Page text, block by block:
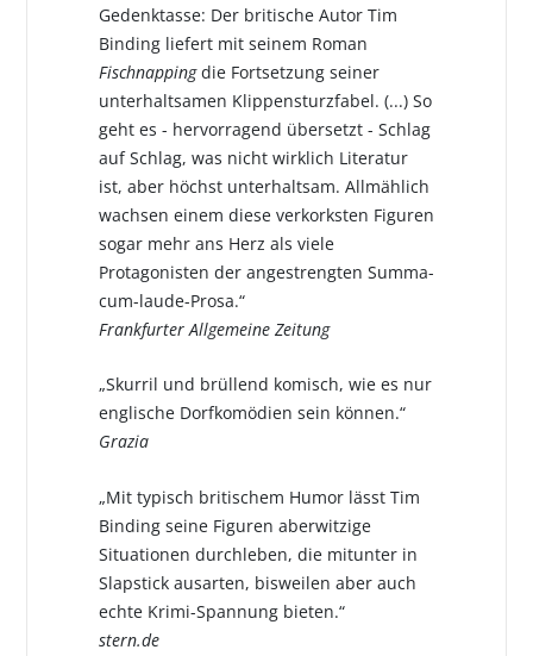
Gedenktasse: Der britische Autor Tim
Binding liefert mit seinem Roman
Fischnappingdie Fortsetzung seiner
unterhaltsamen Klippensturzfabel. (...) So
geht es - hervorragend übersetzt - Schlag
auf Schlag, was nicht wirklich Literatur
ist, aber höchst unterhaltsam. Allmählich
wachsen einem diese verkorksten Figuren
sogar mehr ans Herz als viele
Protagonisten der angestrengten Summa-
cum-laude-Prosa.“
Frankfurter Allgemeine Zeitung
„Skurril und brüllend komisch, wie es nur
englische Dorfkomödien sein können.“
Grazia
„Mit typisch britischem Humor lässt Tim
Binding seine Figuren aberwitzige
Situationen durchleben, die mitunter in
Slapstick ausarten, bisweilen aber auch
echte Krimi-Spannung bieten.“
stern.de